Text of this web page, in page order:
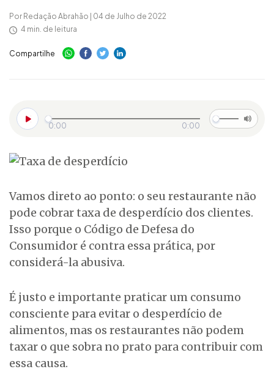
Por Redação Abrahão | 04 de Julho de 2022
4 min. de leitura
Compartilhe
0:00 0:00
Vamos direto ao ponto: o seu restaurante não
pode cobrar taxa de desperdício dos clientes.
Isso porque o Código de Defesa do
Consumidor é contra essa prática, por
considerá-la abusiva.
É justo e importante praticar um consumo
consciente para evitar o desperdício de
alimentos, mas os restaurantes não podem
taxar o que sobra no prato para contribuir com
essa causa.